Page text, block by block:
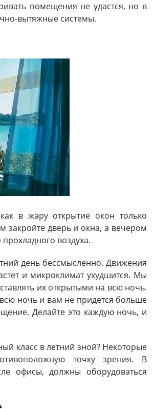
помещения не удастся, но в
вытяжные системы.
в жару открытие окон только
закройте дверь и окна, а вечером
воздуха.
день бессмысленно. Движения
и микроклимат ухудшится. Мы
их открытыми на всю ночь.
ночь и вам не придется больше
Делайте это каждую ночь, и
класс в летний зной? Некоторые
точку зрения. В
офисы, должны оборудоваться